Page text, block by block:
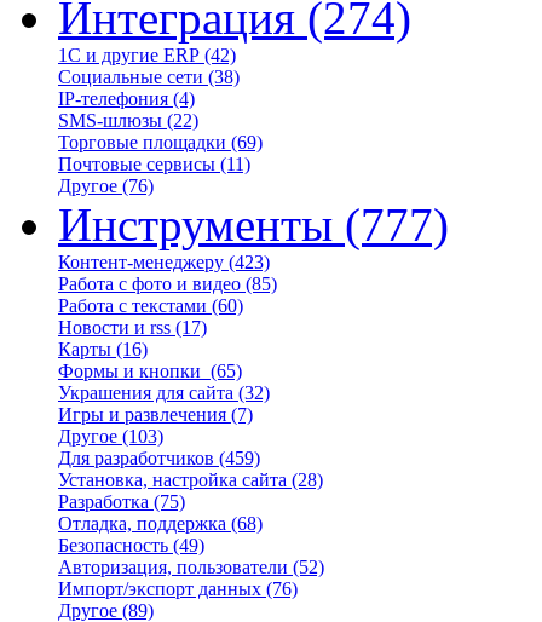
Интеграция (274)
1С и другие ERP (42)
Социальные сети (38)
IP-телефония (4)
SMS-шлюзы (22)
Торговые площадки (69)
Почтовые сервисы (11)
Другое (76)
Инструменты (777)
Контент-менеджеру (423)
Работа с фото и видео (85)
Работа с текстами (60)
Новости и rss (17)
Карты (16)
Формы и кнопки (65)
Украшения для сайта (32)
Игры и развлечения (7)
Другое (103)
Для разработчиков (459)
Установка, настройка сайта (28)
Разработка (75)
Отладка, поддержка (68)
Безопасность (49)
Авторизация, пользователи (52)
Импорт/экспорт данных (76)
Другое (89)